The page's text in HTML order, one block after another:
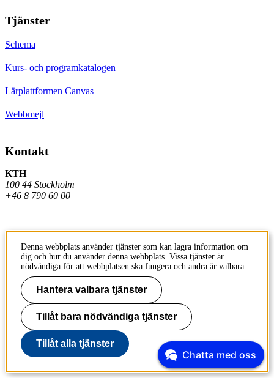
Tjänster
Schema
Kurs- och programkatalogen
Lärplattformen Canvas
Webbmejl
Kontakt
KTH
100 44 Stockholm
+46 8 790 60 00
Kontakta KTH
Jobba på KTH
Press och media
Faktura och betalning KTH
Om KTH:s webbplatser
Tillgänglighetsredogörelse
Denna webbplats använder tjänster som kan lagra information om
dig och hur du använder denna webbplats. Vissa tjänster är
nödvändiga för att webbplatsen ska fungera och andra är valbara.
Hantera valbara tjänster
Tillåt bara nödvändiga tjänster
Tillåt alla tjänster
Chatta med oss